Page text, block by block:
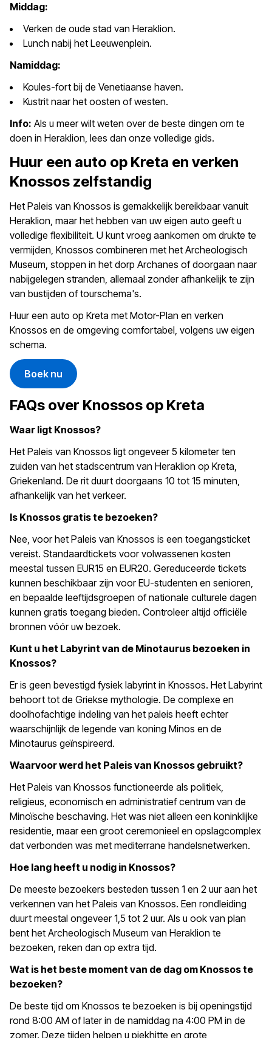
Middag:
Verken de oude stad van Heraklion.
Lunch nabij het Leeuwenplein.
Namiddag:
Koules-fort bij de Venetiaanse haven.
Kustrit naar het oosten of westen.
Info: Als u meer wilt weten over de beste dingen om te
doen in Heraklion, lees dan onze volledige gids.
Huur een auto op Kreta en verken
Knossos zelfstandig
Het Paleis van Knossos is gemakkelijk bereikbaar vanuit
Heraklion, maar het hebben van uw eigen auto geeft u
volledige flexibiliteit. U kunt vroeg aankomen om drukte te
vermijden, Knossos combineren met het Archeologisch
Museum, stoppen in het dorp Archanes of doorgaan naar
nabijgelegen stranden, allemaal zonder afhankelijk te zijn
van bustijden of tourschema's.
Huur een auto op Kreta met Motor-Plan en verken
Knossos en de omgeving comfortabel, volgens uw eigen
schema.
Boek nu
FAQs over Knossos op Kreta
Waar ligt Knossos?
Het Paleis van Knossos ligt ongeveer 5 kilometer ten
zuiden van het stadscentrum van Heraklion op Kreta,
Griekenland. De rit duurt doorgaans 10 tot 15 minuten,
afhankelijk van het verkeer.
Is Knossos gratis te bezoeken?
Nee, voor het Paleis van Knossos is een toegangsticket
vereist. Standaardtickets voor volwassenen kosten
meestal tussen EUR15 en EUR20. Gereduceerde tickets
kunnen beschikbaar zijn voor EU-studenten en senioren,
en bepaalde leeftijdsgroepen of nationale culturele dagen
kunnen gratis toegang bieden. Controleer altijd officiële
bronnen vóór uw bezoek.
Kunt u het Labyrint van de Minotaurus bezoeken in
Knossos?
Er is geen bevestigd fysiek labyrint in Knossos. Het Labyrint
behoort tot de Griekse mythologie. De complexe en
doolhofachtige indeling van het paleis heeft echter
waarschijnlijk de legende van koning Minos en de
Minotaurus geïnspireerd.
Waarvoor werd het Paleis van Knossos gebruikt?
Het Paleis van Knossos functioneerde als politiek,
religieus, economisch en administratief centrum van de
Minoïsche beschaving. Het was niet alleen een koninklijke
residentie, maar een groot ceremonieel en opslagcomplex
dat verbonden was met mediterrane handelsnetwerken.
Hoe lang heeft u nodig in Knossos?
De meeste bezoekers besteden tussen 1 en 2 uur aan het
verkennen van het Paleis van Knossos. Een rondleiding
duurt meestal ongeveer 1,5 tot 2 uur. Als u ook van plan
bent het Archeologisch Museum van Heraklion te
bezoeken, reken dan op extra tijd.
Wat is het beste moment van de dag om Knossos te
bezoeken?
De beste tijd om Knossos te bezoeken is bij openingstijd
rond 8:00 AM of later in de namiddag na 4:00 PM in de
zomer. Deze tijden helpen u piekhitte en grote